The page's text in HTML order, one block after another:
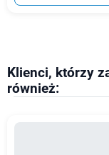
Klienci, którzy
również: